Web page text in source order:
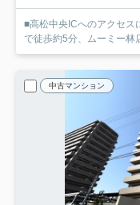
■高松中央ICへのアクセス
で徒歩約5分、ムーミー林
中古マンション